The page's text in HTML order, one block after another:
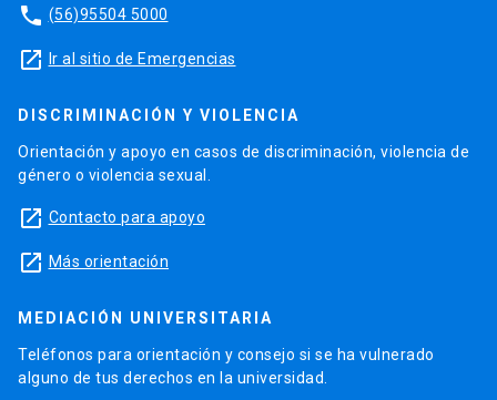
phone (56)95504 5000
launch Ir al sitio de Emergencias
DISCRIMINACIÓN Y VIOLENCIA
Orientación y apoyo en casos de discriminación, violencia de
género o violencia sexual.
launch Contacto para apoyo
launch Más orientación
MEDIACIÓN UNIVERSITARIA
Teléfonos para orientación y consejo si se ha vulnerado
alguno de tus derechos en la universidad.